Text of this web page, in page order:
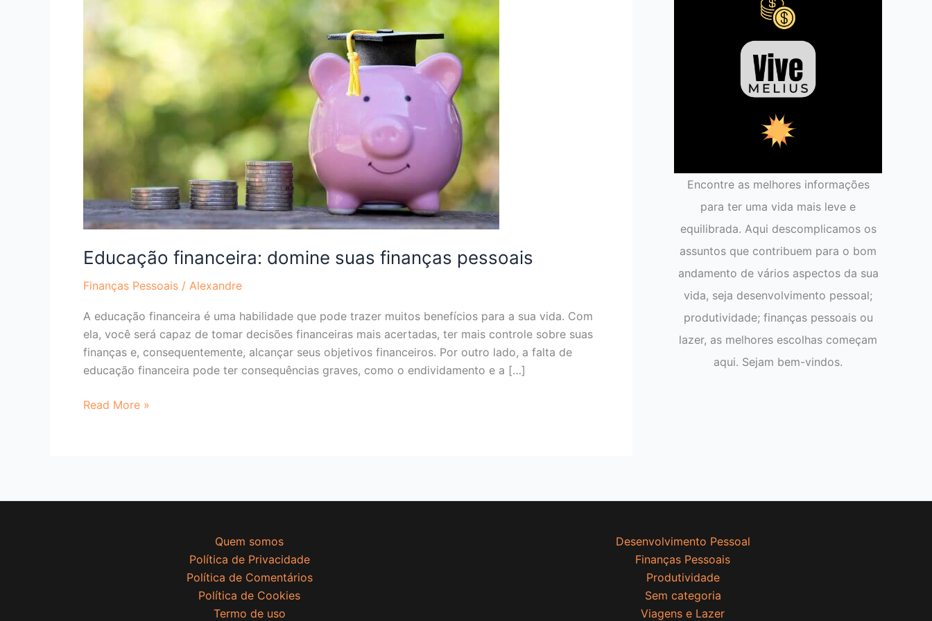
Educação financeira: domine suas finanças pessoais
Finanças Pessoais / Alexandre
A educação financeira é uma habilidade que pode trazer muitos benefícios para a sua vida. Com
ela, você será capaz de tomar decisões financeiras mais acertadas, ter mais controle sobre suas
finanças e, consequentemente, alcançar seus objetivos financeiros. Por outro lado, a falta de
educação financeira pode ter consequências graves, como o endividamento e a […]
finanças
pessoais
Read More »
Encontre as melhores informações
para ter uma vida mais leve e
equilibrada. Aqui descomplicamos os
assuntos que contribuem para o bom
andamento de vários aspectos da sua
vida, seja desenvolvimento pessoal;
produtividade; finanças pessoais ou
lazer, as melhores escolhas começam
aqui. Sejam bem-vindos.
Quem somos
Política de Privacidade
Política de Comentários
Política de Cookies
Termo de uso
Desenvolvimento Pessoal
Finanças Pessoais
Produtividade
Sem categoria
Viagens e Lazer